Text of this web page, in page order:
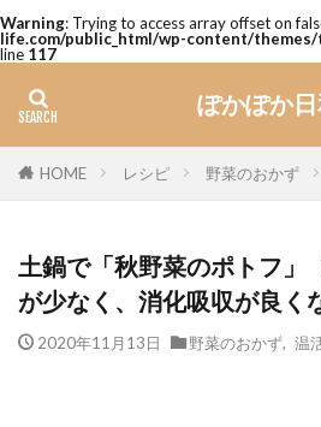
Warning: Trying to access array offset on
life.com/public_html/wp-content/
line 117
ぽかぽか
HOME レシピ 野菜のおかず
土鍋で「秋野菜のポトフ」
が少なく、消化吸収が良く
2020年11月13日 野菜のおかず 温